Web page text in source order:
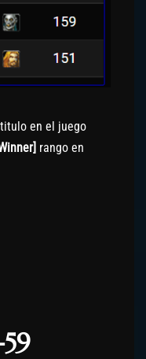
en el juego
rango en